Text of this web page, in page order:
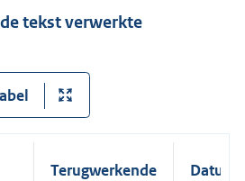
tekst verwerkte
Terugwerkende
Datum